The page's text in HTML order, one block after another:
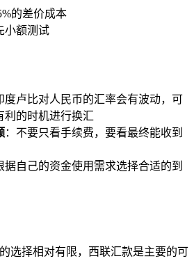
的差价成本
小额测试
度卢比对人民币的汇率会有波动，可
利的时机进行换汇
：不要只看手续费，要看最终能收到
据自己的资金使用需求选择合适的到
选择相对有限，西联汇款是主要的可